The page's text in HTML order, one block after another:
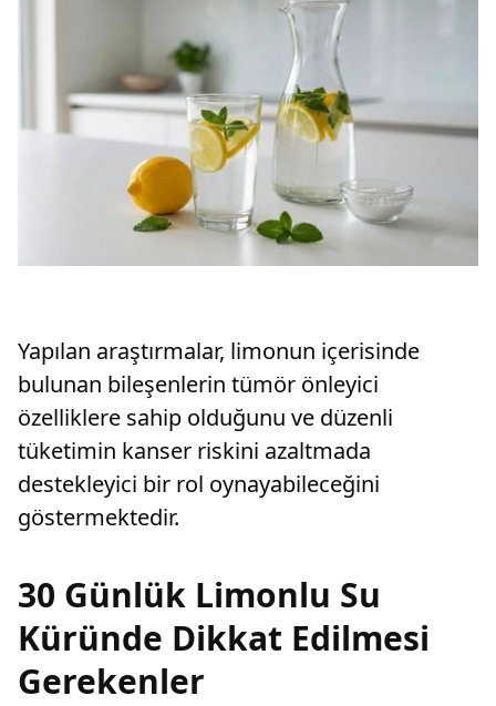
Yapılan araştırmalar, limonun içerisinde
bulunan bileşenlerin tümör önleyici
özelliklere sahip olduğunu ve düzenli
tüketimin kanser riskini azaltmada
destekleyici bir rol oynayabileceğini
göstermektedir.
30 Günlük Limonlu Su
Küründe Dikkat Edilmesi
Gerekenler